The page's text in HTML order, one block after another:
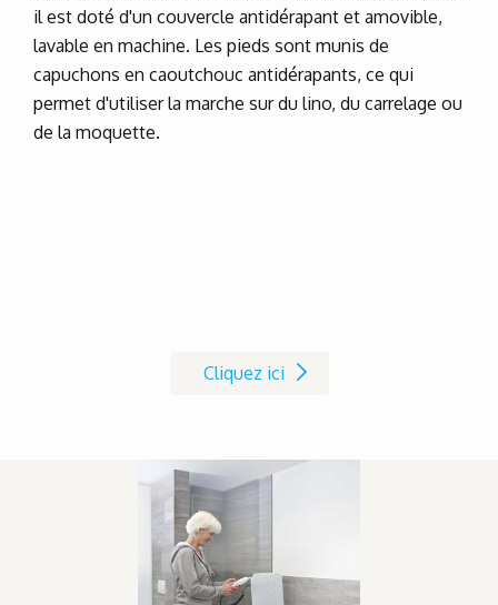
il est doté d'un couvercle antidérapant et amovible,
lavable en machine. Les pieds sont munis de
capuchons en caoutchouc antidérapants, ce qui
permet d'utiliser la marche sur du lino, du carrelage ou
de la moquette.
Cliquez ici